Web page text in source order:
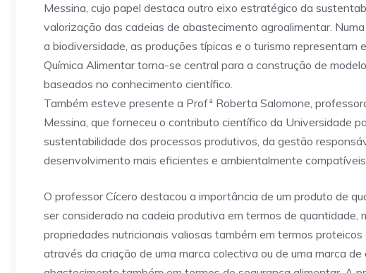
Messina, cujo papel destaca outro eixo estratégico da
valorização das cadeias de abastecimento agroalimentar.
a biodiversidade, as produções típicas e o turismo
Química Alimentar torna-se central para a construção de
baseados no conhecimento científico.
Também esteve presente a Profª Roberta Salomone,
Messina, que forneceu o contributo científico da Universidade
sustentabilidade dos processos produtivos, da gestão
desenvolvimento mais eficientes e ambientalmente
O professor Cícero destacou a importância de um produto de
ser considerado na cadeia produtiva em termos de quantidade,
propriedades nutricionais valiosas também em termos
através da criação de uma marca colectiva ou de uma marca